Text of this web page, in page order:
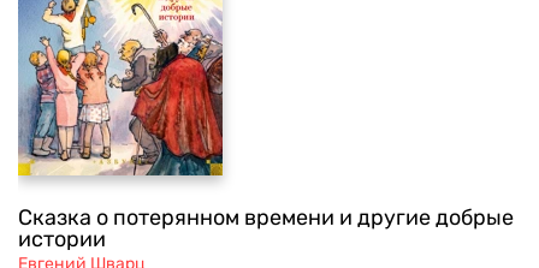
Сказка о потерянном времени и другие добрые
истории
Евгений Шварц